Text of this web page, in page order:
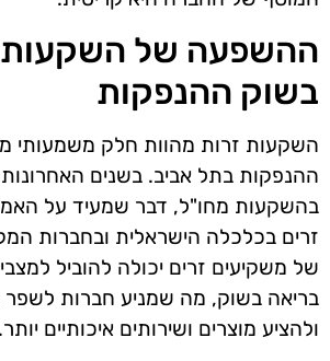
ההשפעה של השקעות
בשוק ההנפקות
השקעות זרות מהוות חלק משמעותי
ההנפקות בתל אביב. בשנים האחרונות
בהשקעות מחו"ל, דבר שמעיד על
זרים בכלכלה הישראלית ובחברות
של משקיעים זרים יכולה להוביל
בריאה בשוק, מה שמניע חברות לשפר
ולהציע מוצרים ושירותים איכותיים יותר.